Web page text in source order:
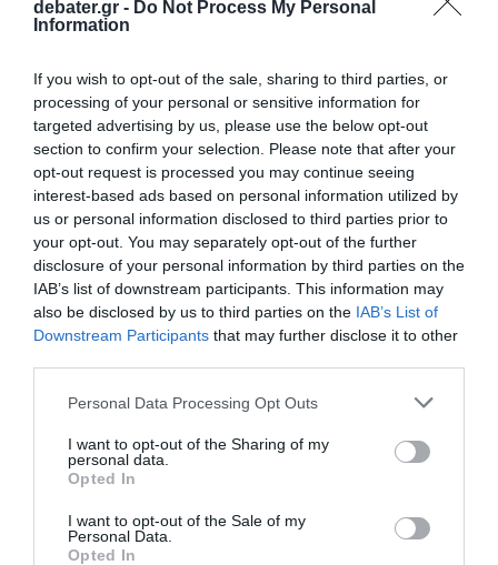
debater.gr - Do Not Process My Personal
Information
If you wish to opt-out of the sale, sharing to third parties, or
processing of your personal or sensitive information for
targeted advertising by us, please use the below opt-out
section to confirm your selection. Please note that after your
opt-out request is processed you may continue seeing
interest-based ads based on personal information utilized by
us or personal information disclosed to third parties prior to
your opt-out. You may separately opt-out of the further
disclosure of your personal information by third parties on the
IAB’s list of downstream participants. This information may
also be disclosed by us to third parties on the IAB’s List of
Downstream Participants that may further disclose it to other
Please note that this website/app uses one or more Google
not limited to your visit or usage behaviour. You may click to
grant or deny consent to Google and its third-party tags to
use your data for below specified purposes in below Google
consent section.
Personal Data Processing Opt Outs
I want to opt-out of the Sharing of my
personal data.
Opted In
I want to opt-out of the Sale of my
Personal Data.
Opted In
ΔΙΕΘΝΗ